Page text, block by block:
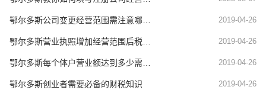
鄂尔多斯公司变更经营范围需注意哪些问题？ 2019-04-26
鄂尔多斯营业执照增加经营范围后税务也要变更吗？ 2019-04-26
鄂尔多斯每个体户营业额达到多少需要建账？ 2019-04-26
鄂尔多斯创业者需要必备的财税知识 2019-04-26